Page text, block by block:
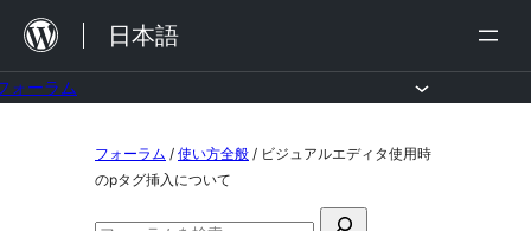
を
日本語
ォーラム
フォーラム / 使い方全般 / ビジュアルエディタ使用時
のpタグ挿入について
検